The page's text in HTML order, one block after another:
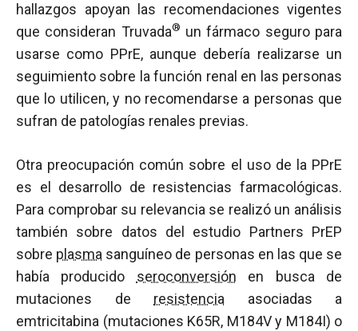
hallazgos apoyan las recomendaciones vigentes
que consideran Truvada® un fármaco seguro para
usarse como PPrE, aunque debería realizarse un
seguimiento sobre la función renal en las personas
que lo utilicen, y no recomendarse a personas que
sufran de patologías renales previas.
Otra preocupación común sobre el uso de la PPrE
es el desarrollo de resistencias farmacológicas.
Para comprobar su relevancia se realizó un análisis
también sobre datos del estudio Partners PrEP
sobre plasma sanguíneo de personas en las que se
había producido seroconversión en busca de
mutaciones de resistencia asociadas a
emtricitabina (mutaciones K65R, M184V y M184I) o